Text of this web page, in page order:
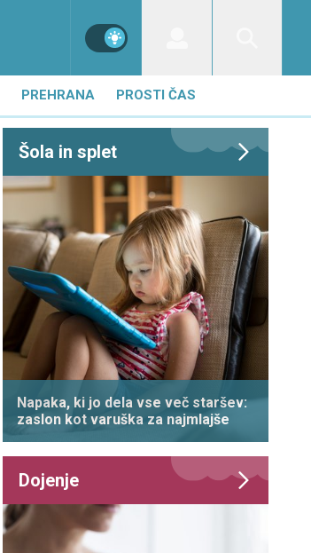
PREHRANA PROSTI ČAS
Šola in splet
Napaka, ki jo dela vse več staršev:
zaslon kot varuška za najmlajše
Dojenje